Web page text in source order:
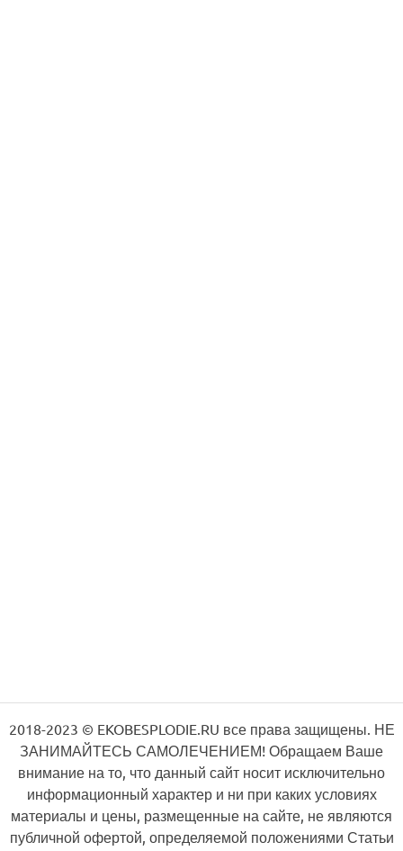
2018-2023 © EKOBESPLODIE.RU все права защищены. НЕ
ЗАНИМАЙТЕСЬ САМОЛЕЧЕНИЕМ! Обращаем Ваше
внимание на то, что данный сайт носит исключительно
информационный характер и ни при каких условиях
материалы и цены, размещенные на сайте, не являются
публичной офертой, определяемой положениями Статьи